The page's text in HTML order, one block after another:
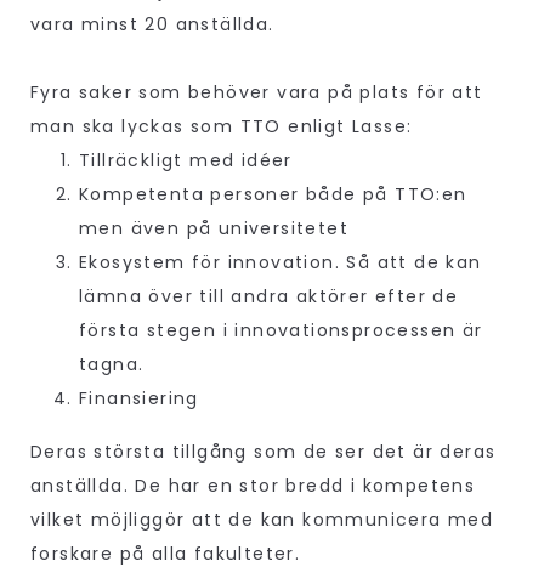
vara minst 20 anställda.
Fyra saker som behöver vara på plats för att
man ska lyckas som TTO enligt Lasse:
Tillräckligt med idéer
Kompetenta personer både på TTO:en
men även på universitetet
Ekosystem för innovation. Så att de kan
lämna över till andra aktörer efter de
första stegen i innovationsprocessen är
tagna.
Finansiering
Deras största tillgång som de ser det är deras
anställda. De har en stor bredd i kompetens
vilket möjliggör att de kan kommunicera med
forskare på alla fakulteter.